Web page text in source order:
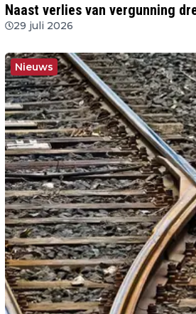
Naast verlies van vergunning
29 juli 2026
Nieuws